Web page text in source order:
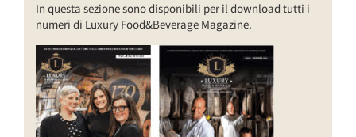
In questa sezione sono disponibili per il download tutti i
numeri di Luxury Food&Beverage Magazine.